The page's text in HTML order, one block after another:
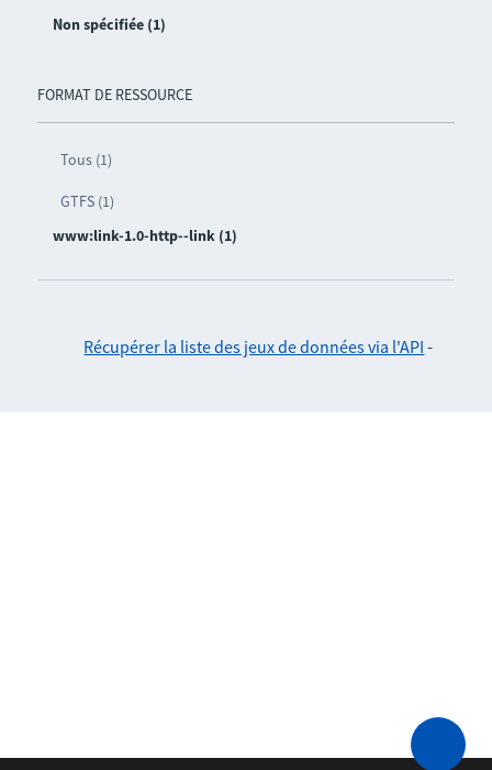
Non spécifiée (1)
FORMAT DE RESSOURCE
Tous (1)
GTFS (1)
www:link-1.0-http--link (1)
Récupérer la liste des jeux de données via l'API -